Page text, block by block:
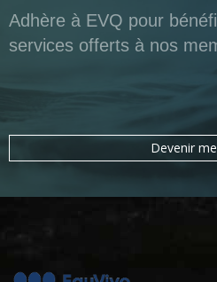
Adhère à EVQ pour
services offerts à nos
Devenir